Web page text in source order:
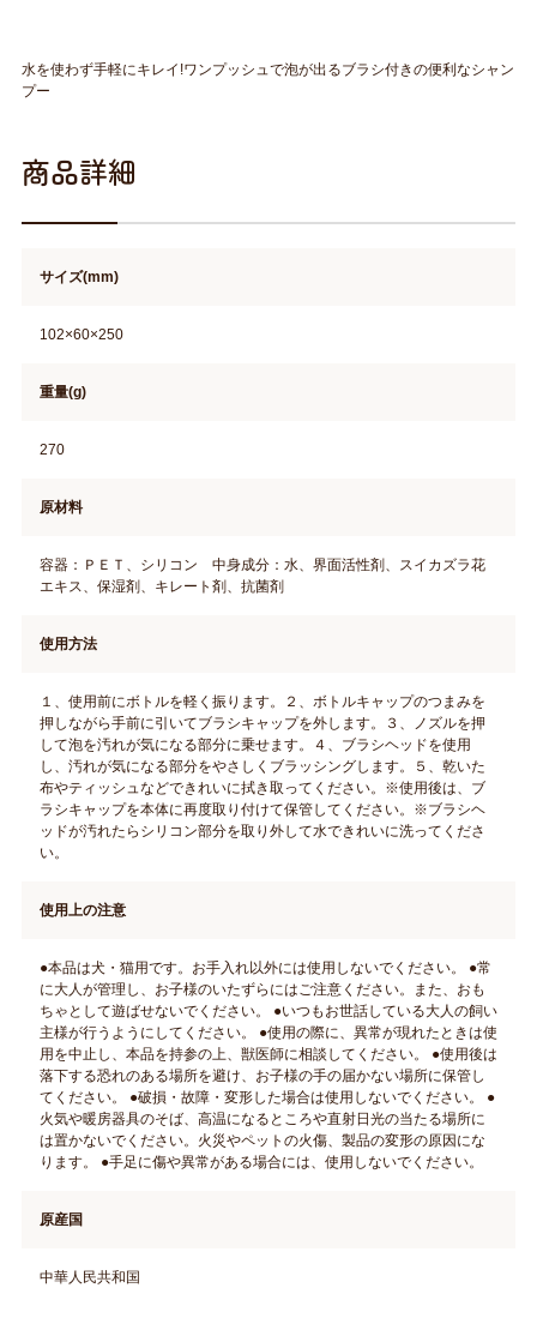
水を使わず手軽にキレイ!ワンプッシュで泡が出るブラシ付きの便利なシャン
プー
商品詳細
サイズ(mm)
102×60×250
重量(g)
270
原材料
容器：ＰＥＴ、シリコン 中身成分：水、界面活性剤、スイカズラ花
エキス、保湿剤、キレート剤、抗菌剤
使用方法
１、使用前にボトルを軽く振ります。２、ボトルキャップのつまみを
押しながら手前に引いてブラシキャップを外します。３、ノズルを押
して泡を汚れが気になる部分に乗せます。４、ブラシヘッドを使用
し、汚れが気になる部分をやさしくブラッシングします。５、乾いた
布やティッシュなどできれいに拭き取ってください。※使用後は、ブ
ラシキャップを本体に再度取り付けて保管してください。※ブラシヘ
ッドが汚れたらシリコン部分を取り外して水できれいに洗ってくださ
い。
使用上の注意
●本品は犬・猫用です。お手入れ以外には使用しないでください。 ●常
に大人が管理し、お子様のいたずらにはご注意ください。また、おも
ちゃとして遊ばせないでください。 ●いつもお世話している大人の飼い
主様が行うようにしてください。 ●使用の際に、異常が現れたときは使
用を中止し、本品を持参の上、獣医師に相談してください。 ●使用後は
落下する恐れのある場所を避け、お子様の手の届かない場所に保管し
てください。 ●破損・故障・変形した場合は使用しないでください。 ●
火気や暖房器具のそば、高温になるところや直射日光の当たる場所に
は置かないでください。火災やペットの火傷、製品の変形の原因にな
ります。 ●手足に傷や異常がある場合には、使用しないでください。
原産国
中華人民共和国